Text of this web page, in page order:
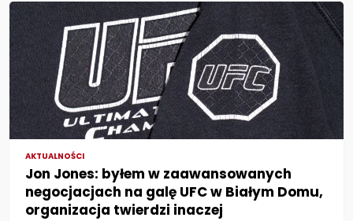
AKTUALNOŚCI
Jon Jones: byłem w zaawansowanych
negocjacjach na galę UFC w Białym Domu,
organizacja twierdzi inaczej